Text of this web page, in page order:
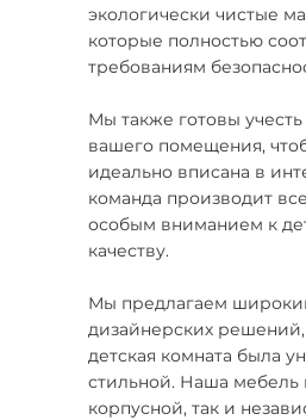
экологически чистые
которые полностью
требованиям
Мы также готовы
вашего помещения,
идеально вписана в
команда производит
особым вниманием к
качеству.
Мы предлагаем
дизайнерских
детская комната была
стильной. Наша мебель
корпусной, так и